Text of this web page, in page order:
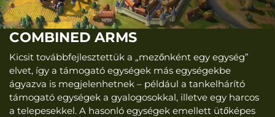
COMBINED ARMS
Kicsit továbbfejlesztettük a „mezőnként egy egység”
elvet, így a támogató egységek más egységekbe
ágyazva is megjelenhetnek – például a tankelhárító
támogató egységek a gyalogosokkal, illetve egy harcos
a telepesekkel. A hasonló egységek emellett ütőképes